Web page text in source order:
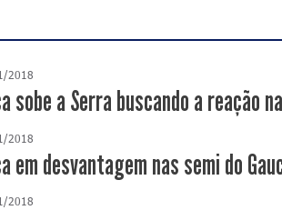
2018
sobe a Serra buscando a reação
2018
em desvantagem nas semi do
2018